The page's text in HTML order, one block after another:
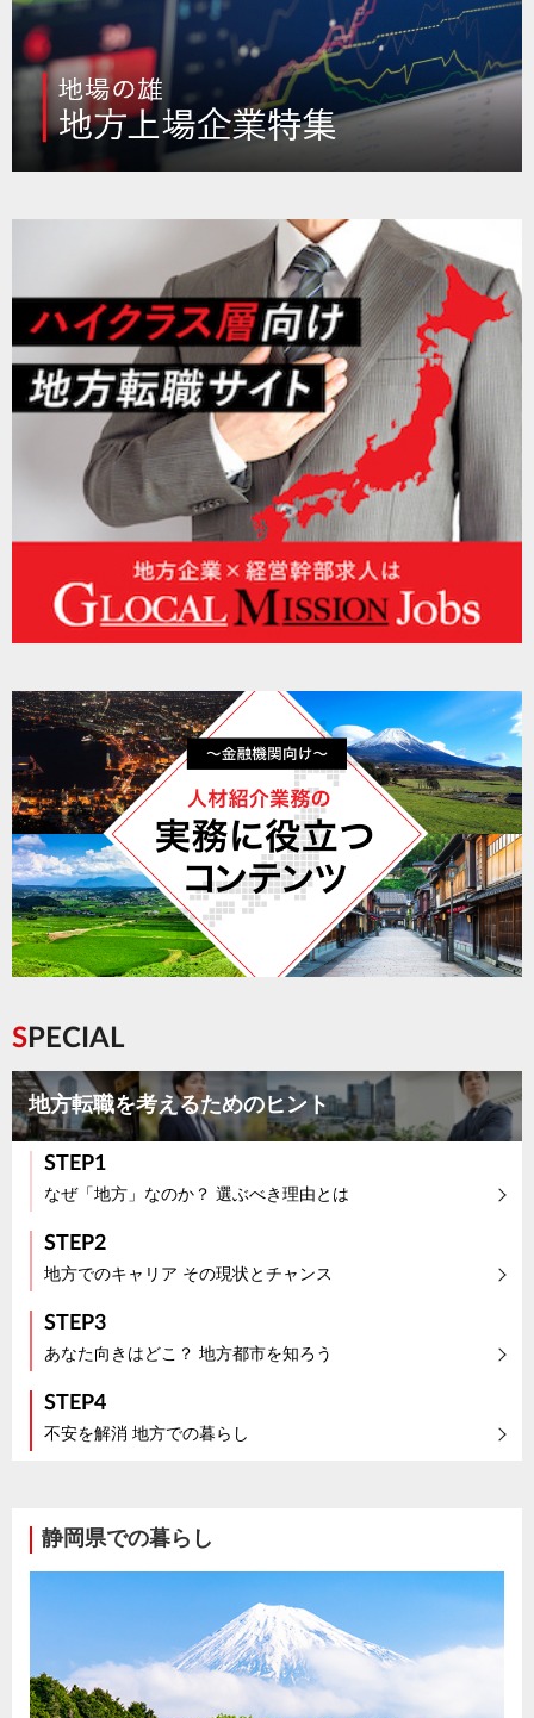
SPECIAL
地方転職を考えるためのヒント
STEP1
なぜ「地方」なのか？ 選ぶべき理由とは
STEP2
地方でのキャリア その現状とチャンス
STEP3
あなた向きはどこ？ 地方都市を知ろう
STEP4
不安を解消 地方での暮らし
静岡県での暮らし